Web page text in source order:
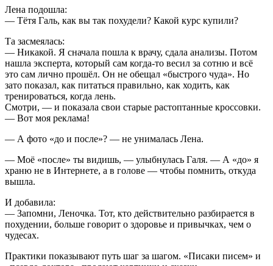
Лена подошла:
— Тётя Галь, как вы так похудели? Какой курс купили?
Та засмеялась:
— Никакой. Я сначала пошла к врачу, сдала анализы. Потом
нашла эксперта, который сам когда-то весил за сотню и всё
это сам лично прошёл. Он не обещал «быстрого чуда». Но
зато показал, как питаться правильно, как ходить, как
тренироваться, когда лень.
Смотри, — и показала свои старые растоптанные кроссовки.
— Вот моя реклама!
— А фото «до и после»? — не унималась Лена.
— Моё «после» ты видишь, — улыбнулась Галя. — А «до» я
храню не в Интернете, а в голове — чтобы помнить, откуда
вышла.
И добавила:
— Запомни, Леночка. Тот, кто действительно разбирается в
похудении, больше говорит о здоровье и привычках, чем о
чудесах.
Практики показывают путь шаг за шагом. «Писаки писем» и